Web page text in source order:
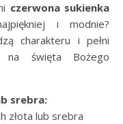
czerwona sukienka
i modnie?
charakteru i pełni
na święta Bożego
srebra:
złota lub srebra